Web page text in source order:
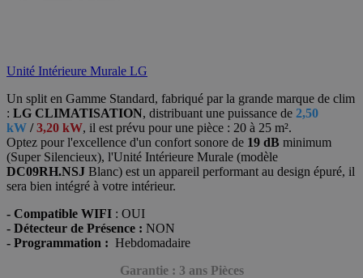
Unité Intérieure Murale LG
Un split en Gamme Standard, fabriqué par la grande marque de clim
: LG CLIMATISATION, distribuant une puissance de 2,50
kW /3,20 kW, il est prévu pour une pièce : 20 à 25 m².
Optez pour l'excellence d'un confort sonore de 19 dB minimum
(Super Silencieux), l'Unité Intérieure Murale (modèle
DC09RH.NSJ Blanc) est un appareil performant au design épuré, il
sera bien intégré à votre intérieur.
- Compatible WIFI : OUI
- Détecteur de Présence : NON
- Programmation : Hebdomadaire
Garantie : 3 ans Pièces